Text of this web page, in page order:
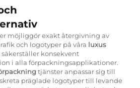
möjliggör exakt återgivning av
och logotyper på våra luxus
konsekvent
i alla förpackningsapplikationer.
tjänster anpassar sig till
präglade logotyper till levande